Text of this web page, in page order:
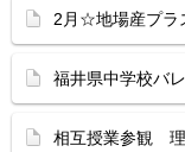
2月☆地場産プラ
福井県中学校バ
相互授業参観 理